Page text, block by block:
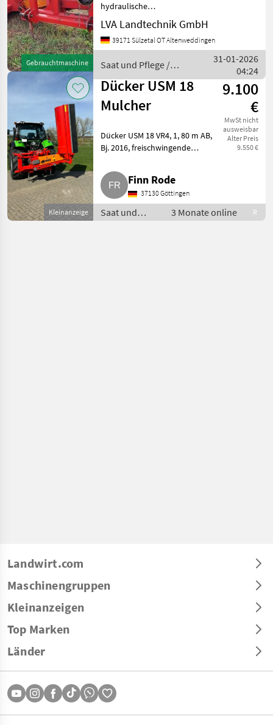
Gebrauchtmaschine
hydraulische
Seitenverstellung,
hydraulischer Anfahrschutz
Saat und Pflege
LVA Landtechnik GmbH
39171 Sülzetal OT Altenweddingen
Saat und Pflege /
Dücker
31-01-2026
04:24
Kleinanzeige
Dücker USM 18
Mulcher
9.100
€
MwSt nicht
ausweisbar
Alter Preis
9.550 €
Dücker USM 18 VR4, 1, 80 m AB,
Bj. 2016, freischwingende
hydr. Seitenverschiebung, 1x ew
& 1x dw benötigt, 540 U/min,
Walterscheid Gelenk
Finn Rode
37130 Göttingen
Saat und
Pflege /
3 Monate online R
Landwirt.com
Maschinengruppen
Kleinanzeigen
Top Marken
Länder